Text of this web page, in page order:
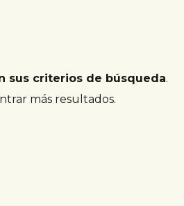
sus criterios de búsqueda.
más resultados.